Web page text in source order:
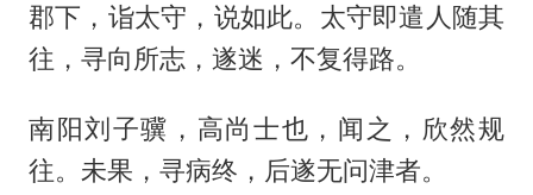
郡下，诣太守，说如此。太守即遣人随其
往，寻向所志，遂迷，不复得路。
南阳刘子骥，高尚士也，闻之，欣然规
往。未果，寻病终，后遂无问津者。